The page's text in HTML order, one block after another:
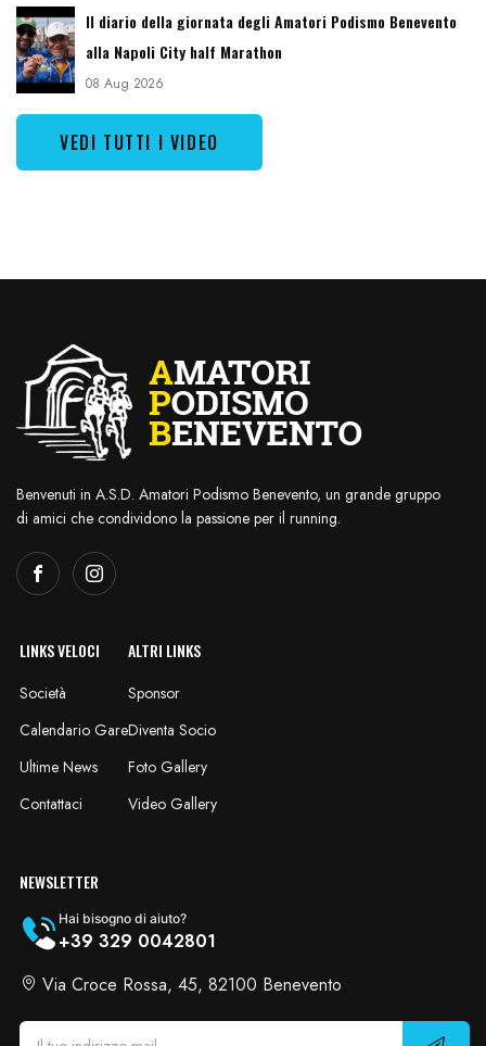
Il diario della giornata degli Amatori Podismo Benevento
alla Napoli City half Marathon
08 Aug 2026
VEDI TUTTI I VIDEO
Benvenuti in A.S.D. Amatori Podismo Benevento, un grande gruppo
di amici che condividono la passione per il running.
LINKS VELOCI
Società
Calendario Gare
Ultime News
Contattaci
ALTRI LINKS
Sponsor
Diventa Socio
Foto Gallery
Video Gallery
NEWSLETTER
Hai bisogno di aiuto?
+39 329 0042801
Via Croce Rossa, 45, 82100 Benevento